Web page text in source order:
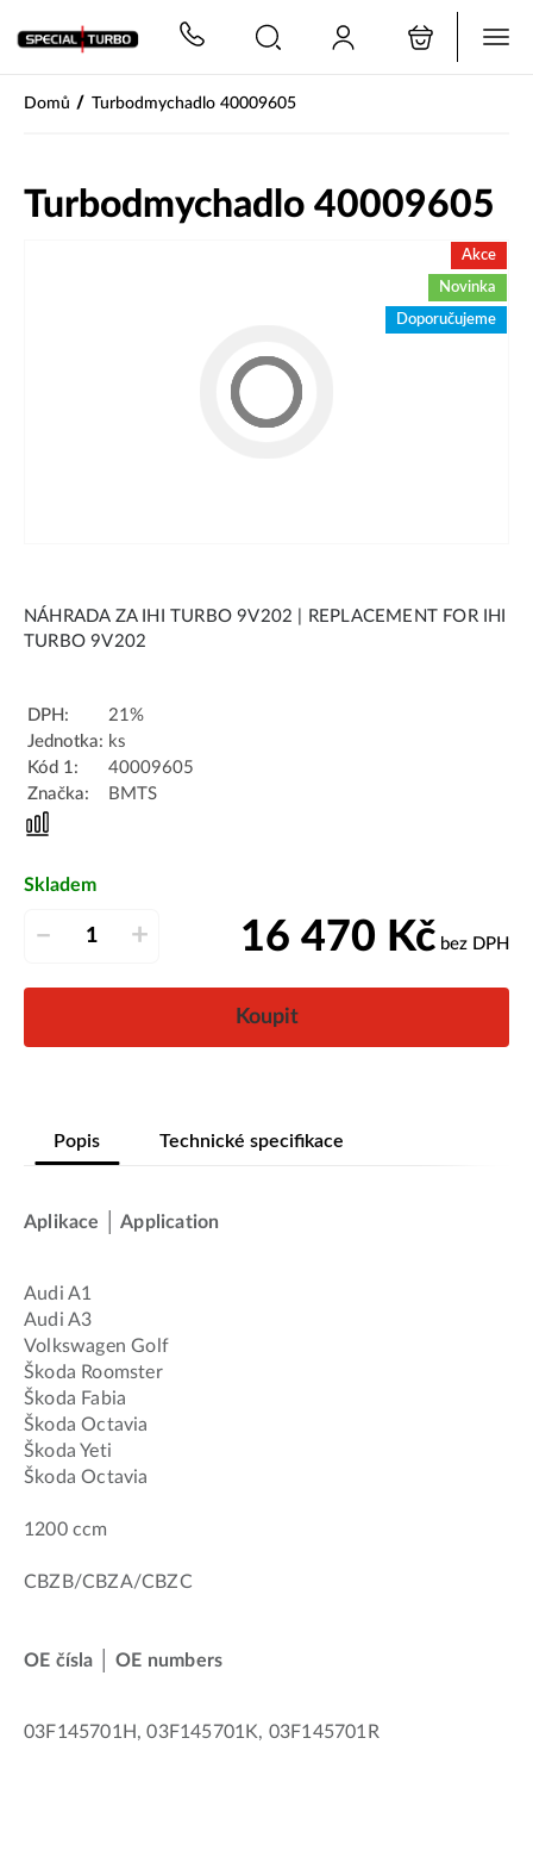
Domů / Turbodmychadlo 40009605
Turbodmychadlo 40009605
Akce
Novinka
Doporučujeme
NÁHRADA ZA IHI TURBO 9V202 | REPLACEMENT FOR IHI
TURBO 9V202
DPH:
21%
Jednotka: ks
Kód 1:
40009605
Značka:
BMTS
Skladem
– + 16 470 Kč bez DPH
Koupit
Popis Technické specifikace
Aplikace │ Application
Audi A1
Audi A3
Volkswagen Golf
Škoda Roomster
Škoda Fabia
Škoda Octavia
Škoda Yeti
Škoda Octavia
1200 ccm
CBZB/CBZA/CBZC
OE čísla │ OE numbers
03F145701H, 03F145701K, 03F145701R